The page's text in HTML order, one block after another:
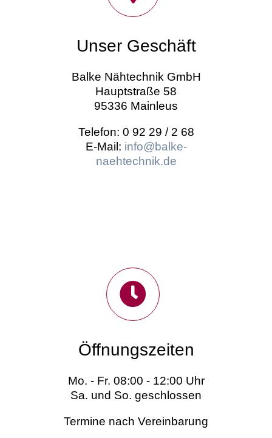
Unser Geschäft
Balke Nähtechnik GmbH
Hauptstraße 58
95336 Mainleus
Telefon: 0 92 29 / 2 68
E-Mail: info@balke-
naehtechnik.de
Öffnungszeiten
Mo. - Fr. 08:00 - 12:00 Uhr
Sa. und So. geschlossen
Termine nach Vereinbarung